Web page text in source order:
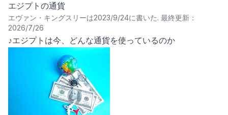
エジプトの通貨
エヴァン・キングスリーは2023/9/24に書いた. 最終更新：
2026/7/26
♪エジプトは今、どんな通貨を使っているのか